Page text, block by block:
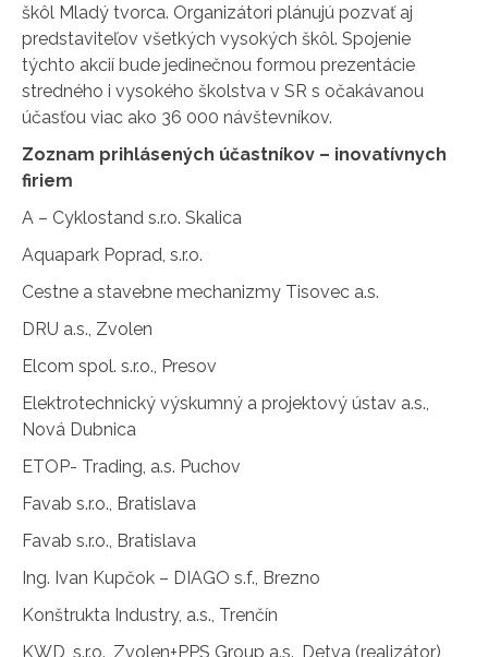
škôl Mladý tvorca. Organizátori plánujú pozvať aj
predstaviteľov všetkých vysokých škôl. Spojenie
týchto akcií bude jedinečnou formou prezentácie
stredného i vysokého školstva v SR s očakávanou
účasťou viac ako 36 000 návštevníkov.
Zoznam prihlásených účastníkov – inovatívnych
firiem
A – Cyklostand s.r.o. Skalica
Aquapark Poprad, s.r.o.
Cestne a stavebne mechanizmy Tisovec a.s.
DRU a.s., Zvolen
Elcom spol. s.r.o., Presov
Elektrotechnický výskumný a projektový ústav a.s.,
Nová Dubnica
ETOP- Trading, a.s. Puchov
Favab s.r.o., Bratislava
Favab s.r.o., Bratislava
Ing. Ivan Kupčok – DIAGO s.f., Brezno
Konštrukta Industry, a.s., Trenčín
KWD, s.r.o., Zvolen+PPS Group a.s., Detva (realizátor)